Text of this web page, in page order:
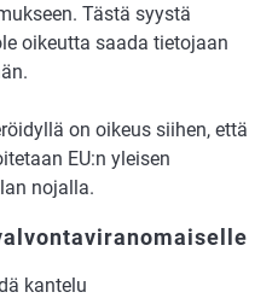
Tästä syystä
oikeutta saada tietojaan
on oikeus siihen, että
EU:n yleisen
nojalla.
kantelu